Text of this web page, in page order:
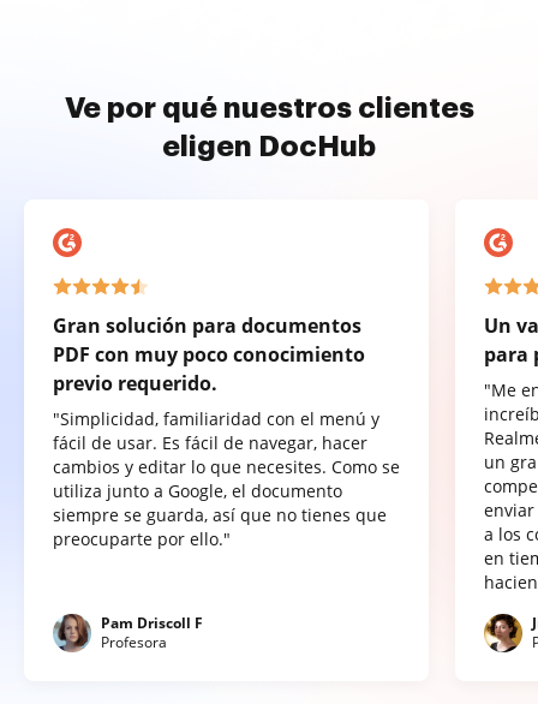
Ve por qué nuestros clientes
eligen DocHub
Gran solución para documentos
PDF con muy poco conocimiento
previo requerido.
"Simplicidad, familiaridad con el menú y
fácil de usar. Es fácil de navegar, hacer
cambios y editar lo que necesites. Como se
utiliza junto a Google, el documento
siempre se guarda, así que no tienes que
preocuparte por ello."
Pam Driscoll F
Profesora
Un
para
"Me
un
a los
en